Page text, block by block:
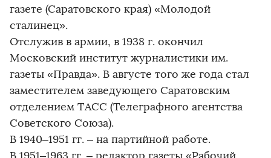
газете (Саратовского края) «Молодой
сталинец».
Отслужив в армии, в 1938 г. окончил
Московский институт журналистики им.
газеты «Правда». В августе того же года стал
заместителем заведующего Саратовским
отделением ТАСС (Телеграфного агентства
Советского Союза).
В 1940–1951 гг. – на партийной работе.